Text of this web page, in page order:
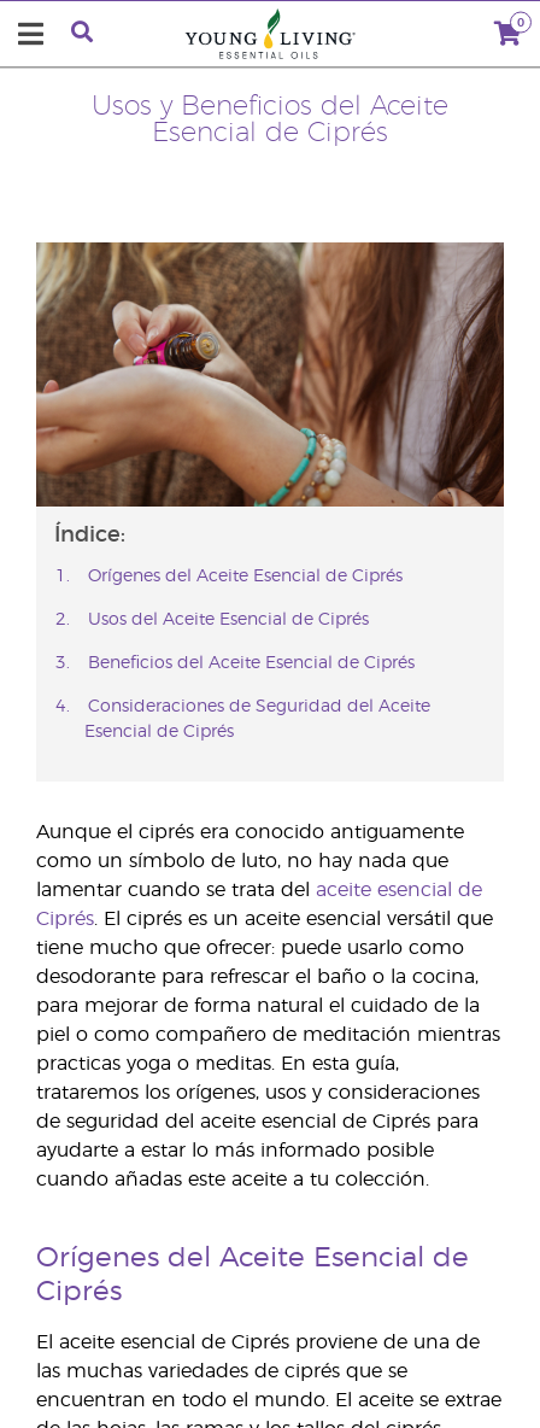
0
Usos y Beneficios del Aceite
Esencial de Ciprés
Índice:
Orígenes del Aceite Esencial de Ciprés
Usos del Aceite Esencial de Ciprés
Beneficios del Aceite Esencial de Ciprés
Consideraciones de Seguridad del Aceite
Esencial de Ciprés
Aunque el ciprés era conocido antiguamente
como un símbolo de luto, no hay nada que
lamentar cuando se trata del aceite esencial de
Ciprés. El ciprés es un aceite esencial versátil que
tiene mucho que ofrecer: puede usarlo como
desodorante para refrescar el baño o la cocina,
para mejorar de forma natural el cuidado de la
piel o como compañero de meditación mientras
practicas yoga o meditas. En esta guía,
trataremos los orígenes, usos y consideraciones
de seguridad del aceite esencial de Ciprés para
ayudarte a estar lo más informado posible
cuando añadas este aceite a tu colección.
Orígenes del Aceite Esencial de
Ciprés
El aceite esencial de Ciprés proviene de una de
las muchas variedades de ciprés que se
encuentran en todo el mundo. El aceite se extrae